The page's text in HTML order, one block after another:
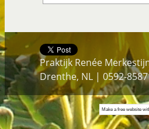
Praktijk Renée
Drenthe, NL | 0592-
Make a free website